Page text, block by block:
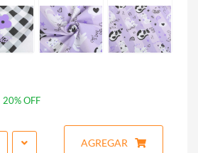
20% OFF
AGREGAR